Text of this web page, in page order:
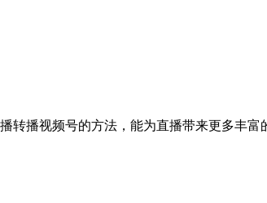
转播视频号的方法，能为直播带来更多丰